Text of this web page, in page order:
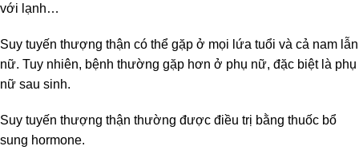
với lạnh…
Suy tuyến thượng thận có thể gặp ở mọi lứa tuổi và cả nam lẫn
nữ. Tuy nhiên, bệnh thường gặp hơn ở phụ nữ, đặc biệt là phụ
nữ sau sinh.
Suy tuyến thượng thận thường được điều trị bằng thuốc bổ
sung hormone.